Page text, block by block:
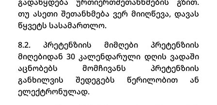
თუ ასეთი შეთანხმება ვერ მიიღწევა, დავას
წყვეტს სასამართლო.
8.2. პრეტენზიის მიმღები პრეტენზიის
მიღებიდან 30 კალენდარული დღის ვადაში
აცნობებს მომჩივანს პრეტენზიის
განხილვის შედეგებს წერილობით ან
ელექტრონულად.